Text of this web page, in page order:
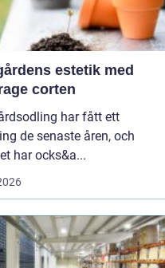
estetik med
corten
har fått ett
de senaste åren, och
har ocks&a...